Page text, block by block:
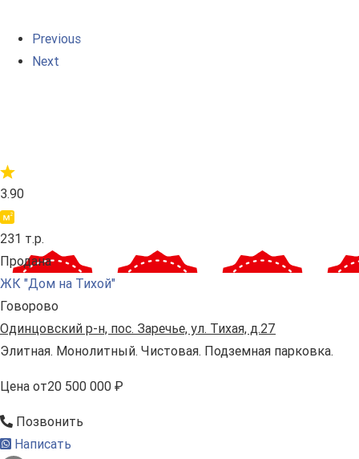
Previous
Next
3.90
231 т.р.
Продана
ЖК "Дом на Тихой"
Говорово
Одинцовский р-н, пос. Заречье, ул. Тихая, д.27
Элитная. Монолитный. Чистовая. Подземная парковка.
Цена от20 500 000 ₽
Позвонить
Написать